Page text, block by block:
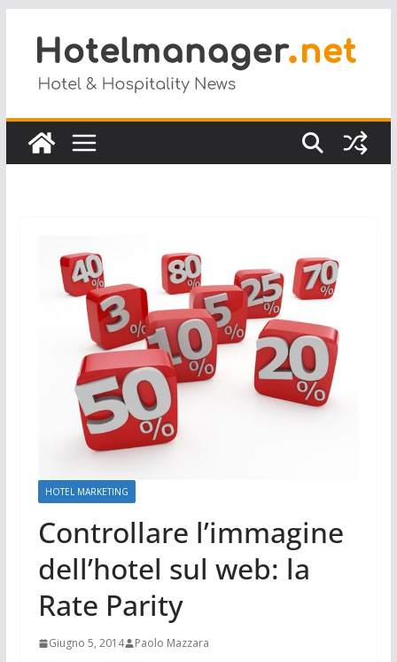
HOTEL MARKETING
Controllare l’immagine
dell’hotel sul web: la
Rate Parity
Giugno 5, 2014 Paolo Mazzara